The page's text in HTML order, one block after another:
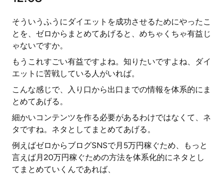
そういうふうにダイエットを成功させるためにやったこ
とを、ゼロからまとめてあげると、めちゃくちゃ有益じ
ゃないですか。
もうこれすごい有益ですよね。知りたいですよね、ダイ
エットに苦戦している人がいれば。
こんな感じで、入り口から出口までの情報を体系的にま
とめてあげる。
細かいコンテンツを作る必要があるわけではなくて、ネ
タですね。ネタとしてまとめてあげる。
例えばゼロからブログSNSで月5万円稼ぐため、もっと
言えば月20万円稼ぐための方法を体系化的にネタとし
てまとめていくんであれば、